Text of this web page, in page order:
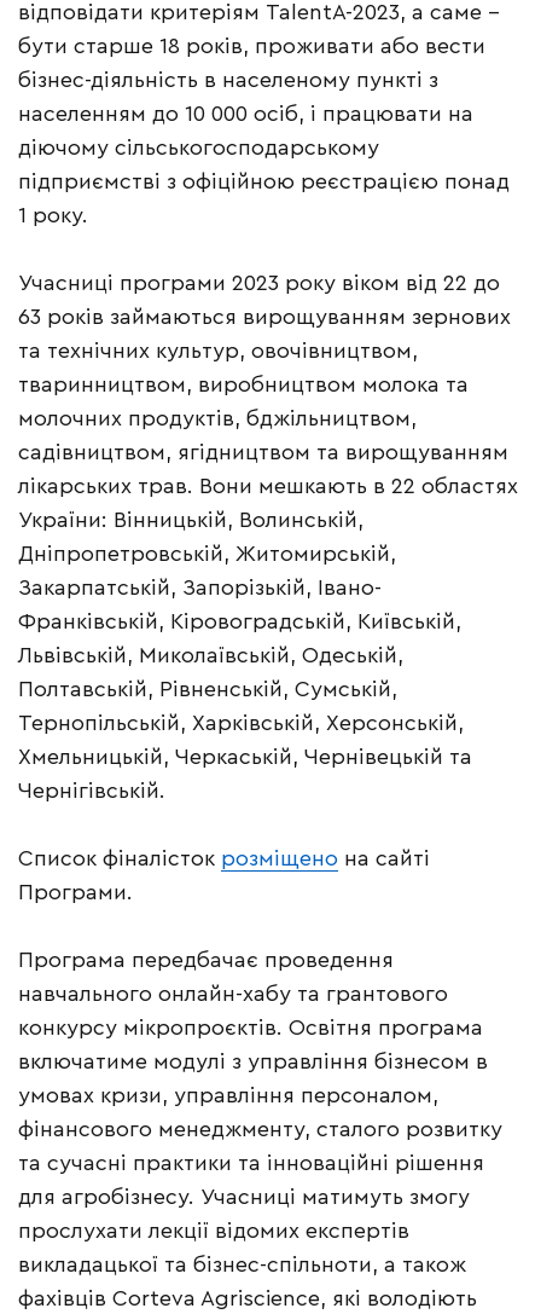
відповідати критеріям TalentA-2023, а саме –
бути старше 18 років, проживати або вести
бізнес-діяльність в населеному пункті з
населенням до 10 000 осіб, і працювати на
діючому сільськогосподарському
підприємстві з офіційною реєстрацією понад
1 року.
Учасниці програми 2023 року віком від 22 до
63 років займаються вирощуванням зернових
та технічних культур, овочівництвом,
тваринництвом, виробництвом молока та
молочних продуктів, бджільництвом,
садівництвом, ягідництвом та вирощуванням
лікарських трав. Вони мешкають в 22 областях
України: Вінницькій, Волинській,
Дніпропетровській, Житомирській,
Закарпатській, Запорізькій, Івано-
Франківській, Кіровоградській, Київській,
Львівській, Миколаївській, Одеській,
Полтавській, Рівненській, Сумській,
Тернопільській, Харківській, Херсонській,
Хмельницькій, Черкаській, Чернівецькій та
Чернігівській.
Список фіналісток розміщено на сайті
Програми.
Програма передбачає проведення
навчального онлайн-хабу та грантового
конкурсу мікропроєктів. Освітня програма
включатиме модулі з управління бізнесом в
умовах кризи, управління персоналом,
фінансового менеджменту, сталого розвитку
та сучасні практики та інноваційні рішення
для агробізнесу. Учасниці матимуть змогу
прослухати лекції відомих експертів
викладацької та бізнес-спільноти, а також
фахівців Corteva Agriscience, які володіють